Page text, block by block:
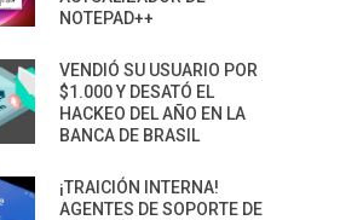
NOTEPAD++
VENDIÓ SU USUARIO POR
$1.000 Y DESATÓ EL
HACKEO DEL AÑO EN LA
BANCA DE BRASIL
¡TRAICIÓN INTERNA!
AGENTES DE SOPORTE DE